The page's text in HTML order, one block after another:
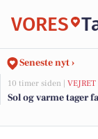
VORES
Seneste nyt ›
10 timer siden | VEJRET
Sol og varme tager